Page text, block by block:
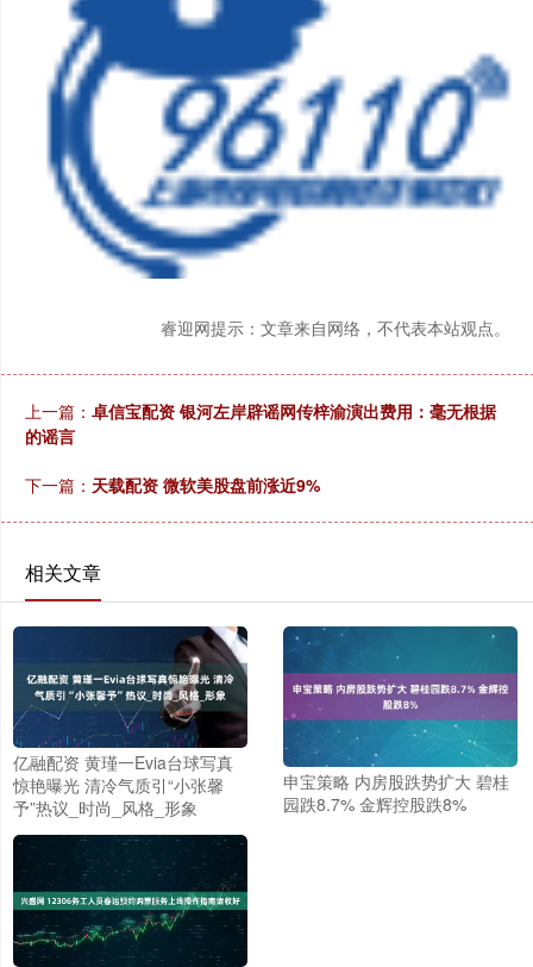
睿迎网提示：文章来自网络，不代表本站观点。
上一篇： 卓信宝配资 银河左岸辟谣网传梓渝演出费用：毫无根据
的谣言
下一篇： 天载配资 微软美股盘前涨近9%
相关文章
亿融配资 黄瑾一Evia台球写真
惊艳曝光 清冷气质引“小张馨
予”热议_时尚_风格_形象
申宝策略 内房股跌势扩大 碧桂
园跌8.7% 金辉控股跌8%